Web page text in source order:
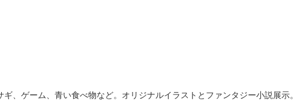
、ゲーム、青い食べ物など。オリジナルイラストとファンタジー小説展示。